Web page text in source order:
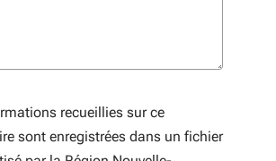
recueillies sur ce
sont enregistrées dans un fichier